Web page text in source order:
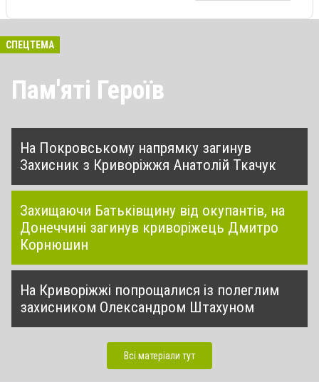
СПЕЦТЕМА
Пам'яті Героїв
На Покровському напрямку загинув
Захисник з Криворіжжя Анатолій Ткачук
Захищаючи Батьківщину від окупантів, на
Донеччині загинув криворіжець Дмитро
Корнюшин
На Криворіжжі попрощалися із полеглим
захисником Олександром Штахуном
Всі матеріали тут